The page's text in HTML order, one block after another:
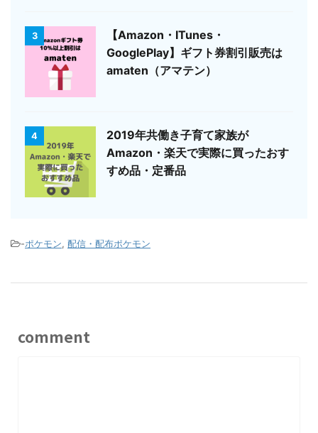
3
【Amazon・ITunes・
GooglePlay】ギフト券割引販売は
amaten（アマテン）
4
2019年共働き子育て家族が
Amazon・楽天で実際に買ったおす
すめ品・定番品
-ポケモン, 配信・配布ポケモン
comment